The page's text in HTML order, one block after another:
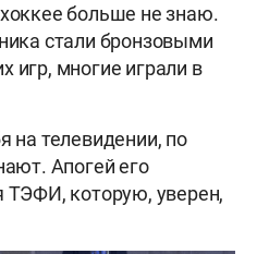
больше не знаю.
стали бронзовыми
игр, многие играли в
на телевидении, по
Апогей его
ТЭФИ, которую, уверен,